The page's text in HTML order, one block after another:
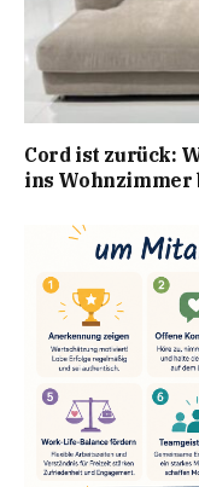
Cord ist zurück:
ins